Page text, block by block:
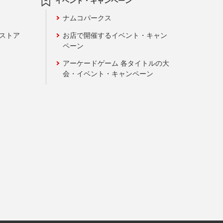
トア
ナムコパークス
お店で開催するイベント・キャン
ペーン
アーケードゲーム 各タイトルの大
会・イベント・キャンペーン